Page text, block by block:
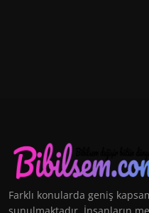
Farklı konularda geniş